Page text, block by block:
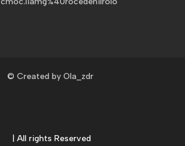
© Created by Ola_zdr
| All rights Reserved